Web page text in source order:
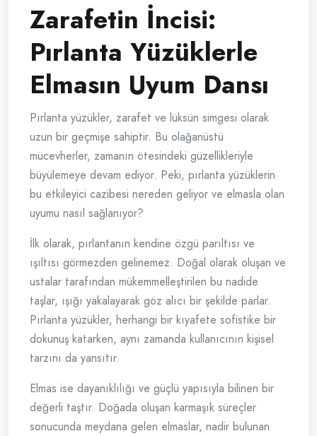
Zarafetin İncisi:
Pırlanta Yüzüklerle
Elmasın Uyum Dansı
Pırlanta yüzükler, zarafet ve lüksün simgesi olarak
uzun bir geçmişe sahiptir. Bu olağanüstü
mücevherler, zamanın ötesindeki güzellikleriyle
büyülemeye devam ediyor. Peki, pırlanta yüzüklerin
bu etkileyici cazibesi nereden geliyor ve elmasla olan
uyumu nasıl sağlanıyor?
İlk olarak, pırlantanın kendine özgü parıltısı ve
ışıltısı görmezden gelinemez. Doğal olarak oluşan ve
ustalar tarafından mükemmelleştirilen bu nadide
taşlar, ışığı yakalayarak göz alıcı bir şekilde parlar.
Pırlanta yüzükler, herhangi bir kıyafete sofistike bir
dokunuş katarken, aynı zamanda kullanıcının kişisel
tarzını da yansıtır.
Elmas ise dayanıklılığı ve güçlü yapısıyla bilinen bir
değerli taştır. Doğada oluşan karmaşık süreçler
sonucunda meydana gelen elmaslar, nadir bulunan